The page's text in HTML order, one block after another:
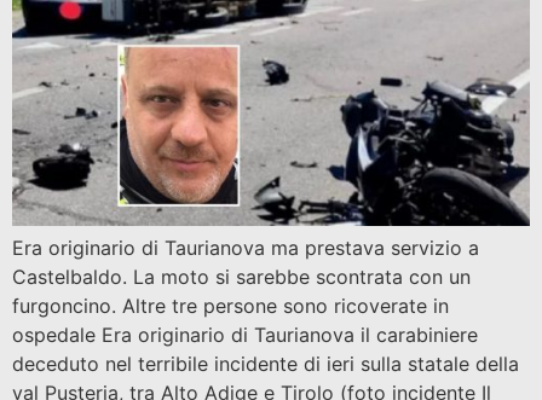
Era originario di Taurianova ma prestava servizio a
Castelbaldo. La moto si sarebbe scontrata con un
furgoncino. Altre tre persone sono ricoverate in
ospedale Era originario di Taurianova il carabiniere
deceduto nel terribile incidente di ieri sulla statale della
val Pusteria, tra Alto Adige e Tirolo (foto incidente Il